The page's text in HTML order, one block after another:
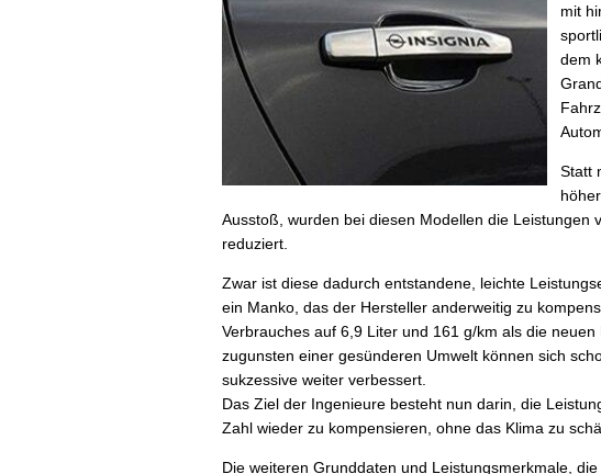
mit
dem
Statt
Ausstoß, wurden bei diesen Modellen die Leistungen
reduziert.
Zwar ist diese dadurch entstandene, leichte
ein Manko, das der Hersteller anderweitig zu
Verbrauches auf 6,9 Liter und 161 g/km als die
zugunsten einer gesünderen Umwelt können sich
sukzessive weiter verbessert.
Das Ziel der Ingenieure besteht nun darin, die
Zahl wieder zu kompensieren, ohne das Klima zu
Die weiteren Grunddaten und Leistungsmerkmale,